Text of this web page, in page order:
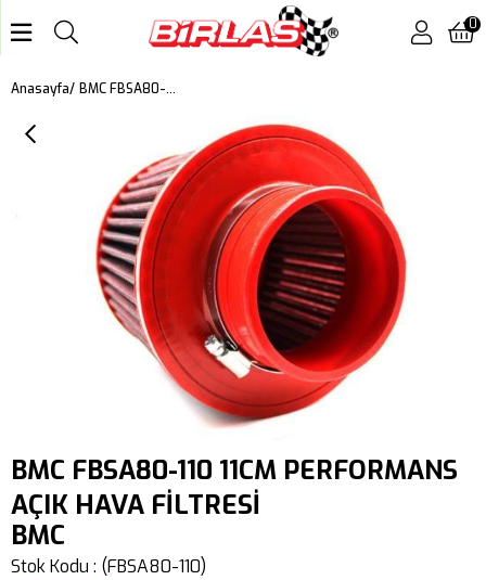
0
Anasayfa BMC FBSA80-110 11CM PERFORMANS AÇIK HAVA FİLTRESİ
BMC FBSA80-110 11CM PERFORMANS
AÇIK HAVA FİLTRESİ
BMC
Stok Kodu (FBSA80-110)